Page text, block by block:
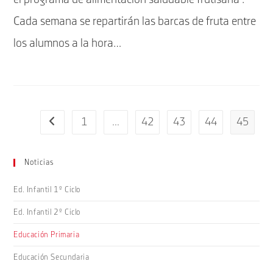
Cada semana se repartirán las barcas de fruta entre
los alumnos a la hora…
Ir a la página anterior
1 … 42 43 44 45
Noticias
Ed. Infantil 1º Ciclo
Ed. Infantil 2º Ciclo
Educación Primaria
Educación Secundaria